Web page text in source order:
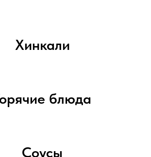
Хинкали
блюда
Соусы